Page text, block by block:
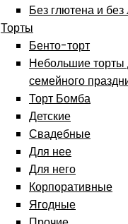
Без глютена и без
Торты
Бенто-торт
Небольшие торты
семейного
Торт Бомба
Детские
Свадебные
Для нее
Для него
Корпоративные
Ягодные